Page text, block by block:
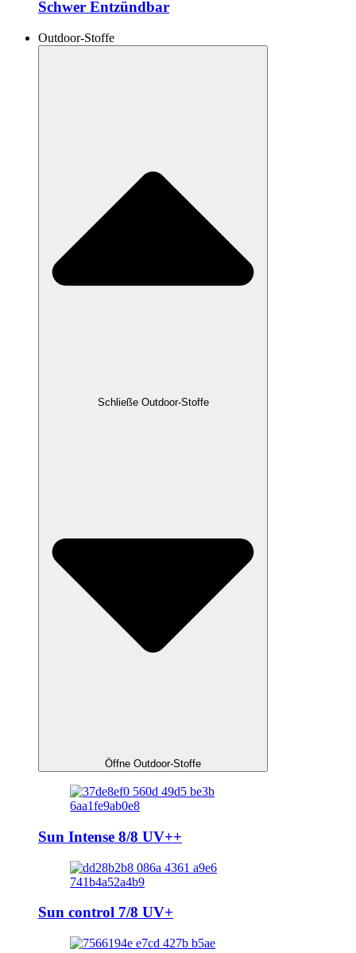
Schwer Entzündbar
Outdoor-Stoffe
Schließe Outdoor-Stoffe
Öffne Outdoor-Stoffe
Sun Intense 8/8 UV++
Sun control 7/8 UV+